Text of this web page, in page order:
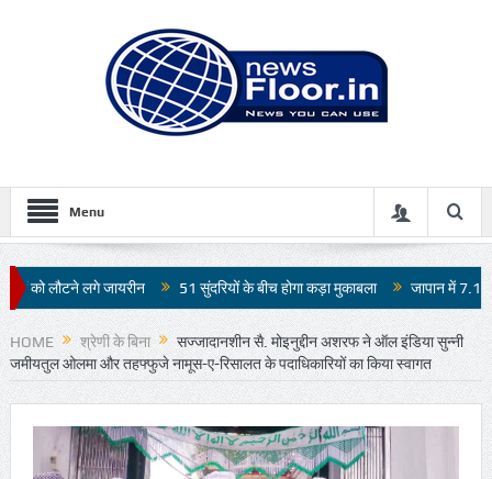
Menu
51 सुंदरियों के बीच होगा कड़ा मुकाबला जापान में 7.1 तीव्रता के भूकंप से भारी
HOME श्रेणी के बिना
सज्जादानशीन सै. मोइनुद्दीन अशरफ ने ऑल इंडिया सुन्नी
जमीयतुल ओलमा और तहफ्फुजे नामूस-ए-रिसालत के पदाधिकारियों का किया स्वागत